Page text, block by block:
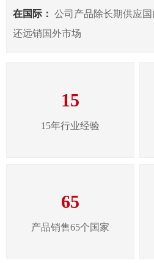
在国际： 公司产品除长期供应国
还远销国外市场
15
15年行业经验
65
产品销售65个国家